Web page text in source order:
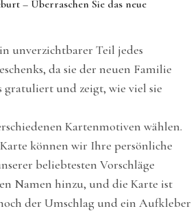
– Überraschen Sie das neue
unverzichtbarer Teil jedes
da sie der neuen Familie
gratuliert und zeigt, wie viel sie
Kartenmotiven wählen.
können wir Ihre persönliche
beliebtesten Vorschläge
Namen hinzu, und die Karte ist
der Umschlag und ein Aufkleber